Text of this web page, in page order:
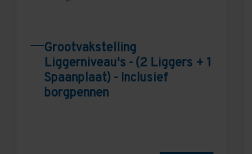
Grootvakstelling
Liggerniveau's - (2 Liggers + 1
Spaanplaat) - Inclusief
borgpennen